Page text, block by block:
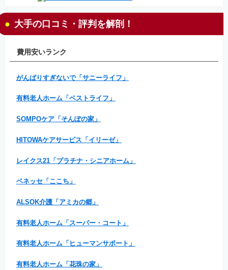
大手の口コミ・評判を解剖！
費用安いランク
がんばりすぎないで「サニーライフ」
有料老人ホーム「ベストライフ」
SOMPOケア「そんぽの家」
HITOWAケアサービス「イリーゼ」
レイクス21「プラチナ・シニアホーム」
ベネッセ「ここち」
ALSOK介護「アミカの郷」
有料老人ホーム「スーパー・コート」
有料老人ホーム「ヒューマンサポート」
有料老人ホーム「花珠の家」